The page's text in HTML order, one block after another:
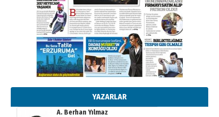
YAZARLAR
Kenan GÜLERCİ
Murat Şahsuvaroğlu ERKON’da
çıtayı yukarı taşırken,
yönetimdekiler aşağı
çekmemeli!
17 Şubat 2026 SalıOrhan BOZKURT
Bir fotoğraf, bir şehir, bir
A. Berhan Yılmaz